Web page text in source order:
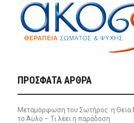
ΠΡΌΣΦΑΤΑ ΆΡΘΡΑ
Μεταμόρφωση του Σωτήρος: η Θεία
το Άϋλο – Τι λέει η παράδοση